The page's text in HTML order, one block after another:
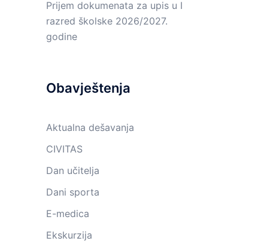
Prijem dokumenata za upis u I
razred školske 2026/2027.
godine
Obavještenja
Aktualna dešavanja
CIVITAS
Dan učitelja
Dani sporta
E-medica
Ekskurzija